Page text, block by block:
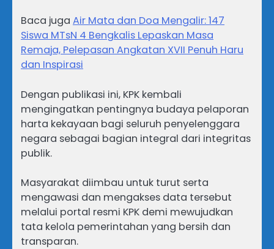
Baca juga Air Mata dan Doa Mengalir: 147
Siswa MTsN 4 Bengkalis Lepaskan Masa
Remaja, Pelepasan Angkatan XVII Penuh Haru
dan Inspirasi
Dengan publikasi ini, KPK kembali
mengingatkan pentingnya budaya pelaporan
harta kekayaan bagi seluruh penyelenggara
negara sebagai bagian integral dari integritas
publik.
Masyarakat diimbau untuk turut serta
mengawasi dan mengakses data tersebut
melalui portal resmi KPK demi mewujudkan
tata kelola pemerintahan yang bersih dan
transparan.